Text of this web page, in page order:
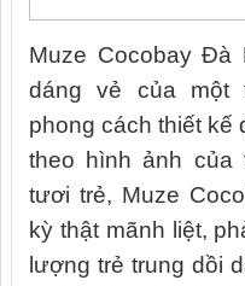
Muze Cocobay
dáng vẻ của một
phong cách thiết kế
theo hình ảnh của
tươi trẻ, Muze
kỳ thật mãnh liệt,
lượng trẻ trung dồi